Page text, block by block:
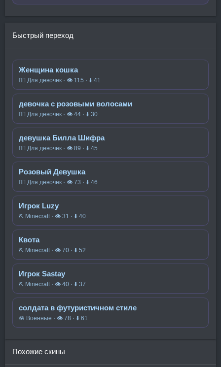
Быстрый переход
Женщина кошка
🧍‍♀️ Для девочек · 👁 115 · ⬇ 41
девочка с розовыми волосами
🧍‍♀️ Для девочек · 👁 44 · ⬇ 30
девушка Билла Шифра
🧍‍♀️ Для девочек · 👁 89 · ⬇ 45
Розовый Девушка
🧍‍♀️ Для девочек · 👁 73 · ⬇ 46
Игрок Luzy
⛏️ Minecraft · 👁 31 · ⬇ 40
Квота
⛏️ Minecraft · 👁 70 · ⬇ 52
Игрок Sastay
⛏️ Minecraft · 👁 40 · ⬇ 37
солдата в футуристичном стиле
🪖 Военные · 👁 78 · ⬇ 61
Похожие скины